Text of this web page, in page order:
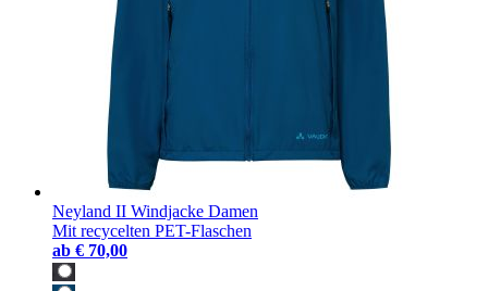
Neyland II Windjacke Damen
Mit recycelten PET-Flaschen
ab € 70,00